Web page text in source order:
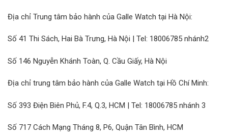
Địa chỉ Trung tâm bảo hành của Galle Watch tại Hà Nội:
Số 41 Thi Sách, Hai Bà Trưng, Hà Nội | Tel: 18006785 nhánh2
Số 146 Nguyễn Khánh Toàn, Q. Cầu Giấy, Hà Nội
Địa chỉ trung tâm bảo hành của Galle Watch tại Hồ Chí Minh:
Số 393 Điện Biên Phủ, F.4, Q.3, HCM | Tel: 18006785 nhánh 3
Số 717 Cách Mạng Tháng 8, P6, Quận Tân Bình, HCM